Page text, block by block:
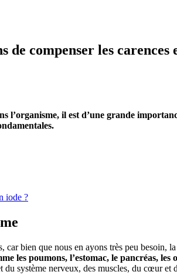
de compenser les carences
l’organisme, il est d’une grande
iode ?
bien que nous en ayons très peu besoin,
les poumons, l’estomac, le pancréas,
système nerveux, des muscles, du cœur